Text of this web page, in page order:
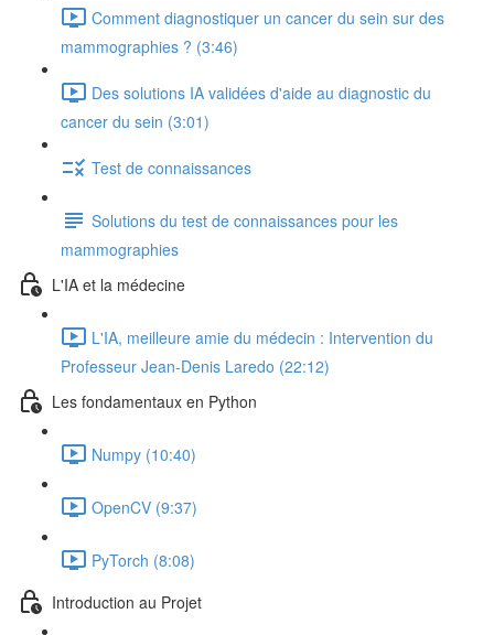
Comment diagnostiquer un cancer du sein sur des
mammographies ? (3:46)
Des solutions IA validées d'aide au diagnostic du
cancer du sein (3:01)
Test de connaissances
Solutions du test de connaissances pour les
mammographies
L'IA et la médecine
L'IA, meilleure amie du médecin : Intervention du
Professeur Jean-Denis Laredo (22:12)
Les fondamentaux en Python
Numpy (10:40)
OpenCV (9:37)
PyTorch (8:08)
Introduction au Projet